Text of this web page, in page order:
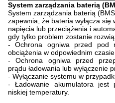
System zarządzania baterią
System zarządzania baterią
zapewnia, że ​​bateria wyłącza
napięcia lub przeciążenia i
gdy tylko problem zostanie
- Ochrona ogniwa przed pod
obciążenia w odpowiednim czasie.
- Ochrona ogniwa przed
prądu ładowania lub wyłączenie
- Wyłączanie systemu w
- Ładowanie akumulatora jest
niskiej temperatury.